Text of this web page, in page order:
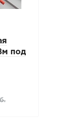
под